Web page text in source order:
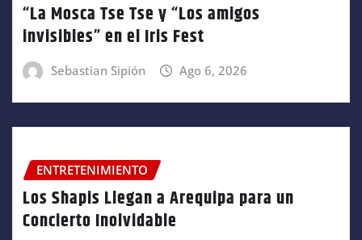
“La Mosca Tse Tse y “Los amigos
invisibles” en el Iris Fest
Sebastian Sipión Ago 6, 2026
ENTRETENIMIENTO
Los Shapis Llegan a Arequipa para un
Concierto Inolvidable